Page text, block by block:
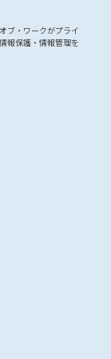
ブ・ワークがプライ
報保護・情報管理を